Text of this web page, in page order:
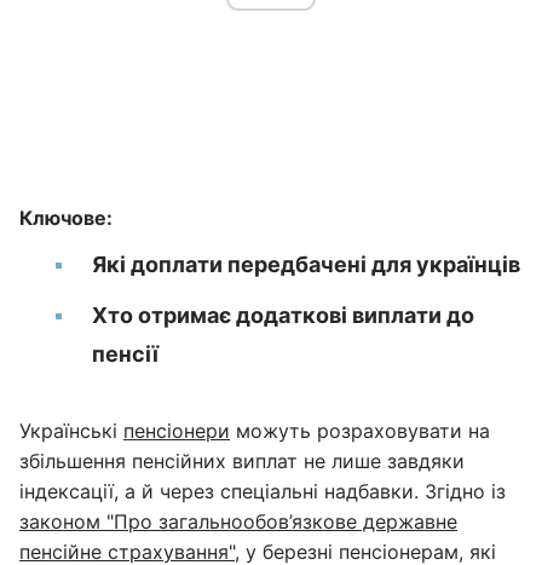
Ключове:
Які доплати передбачені для українців
Хто отримає додаткові виплати до
пенсії
Українські пенсіонери можуть розраховувати на
збільшення пенсійних виплат не лише завдяки
індексації, а й через спеціальні надбавки. Згідно із
законом "Про загальнообов’язкове державне
пенсійне страхування", у березні пенсіонерам, які